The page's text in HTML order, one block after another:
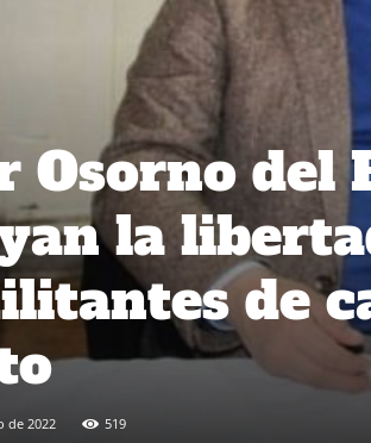
Osorno del
la
de
de 2022 519